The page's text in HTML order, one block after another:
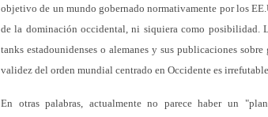
objetivo de un mundo gobernado normativamente por los
de la dominación occidental, ni siquiera como posibilidad.
tanks estadounidenses o alemanes y sus publicaciones
validez del orden mundial centrado en Occidente es
En otras palabras, actualmente no parece haber un